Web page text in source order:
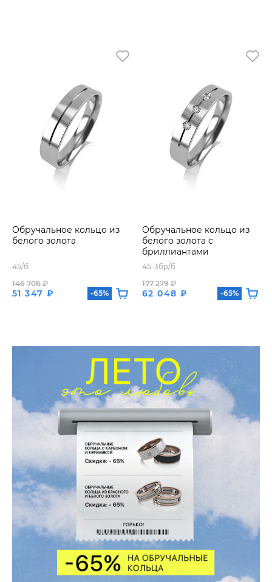
Обручальное кольцо из
белого золота
45/б
51 347 ₽
146 706 ₽
-65%
Обручальное кольцо из
белого золота с
бриллиантами
45-3бр/б
62 048 ₽
177 279 ₽
-65%